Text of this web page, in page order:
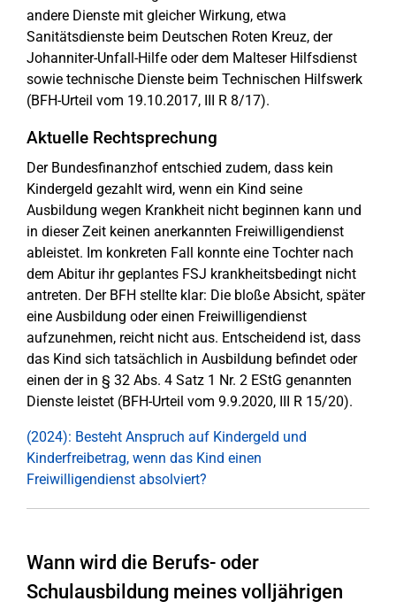
andere Dienste mit gleicher Wirkung, etwa
Sanitätsdienste beim Deutschen Roten Kreuz, der
Johanniter-Unfall-Hilfe oder dem Malteser Hilfsdienst
sowie technische Dienste beim Technischen Hilfswerk
(BFH-Urteil vom 19.10.2017, III R 8/17).
Aktuelle Rechtsprechung
Der Bundesfinanzhof entschied zudem, dass kein
Kindergeld gezahlt wird, wenn ein Kind seine
Ausbildung wegen Krankheit nicht beginnen kann und
in dieser Zeit keinen anerkannten Freiwilligendienst
ableistet. Im konkreten Fall konnte eine Tochter nach
dem Abitur ihr geplantes FSJ krankheitsbedingt nicht
antreten. Der BFH stellte klar: Die bloße Absicht, später
eine Ausbildung oder einen Freiwilligendienst
aufzunehmen, reicht nicht aus. Entscheidend ist, dass
das Kind sich tatsächlich in Ausbildung befindet oder
einen der in § 32 Abs. 4 Satz 1 Nr. 2 EStG genannten
Dienste leistet (BFH-Urteil vom 9.9.2020, III R 15/20).
(2024): Besteht Anspruch auf Kindergeld und
Kinderfreibetrag, wenn das Kind einen
Freiwilligendienst absolviert?
Wann wird die Berufs- oder
Schulausbildung meines volljährigen